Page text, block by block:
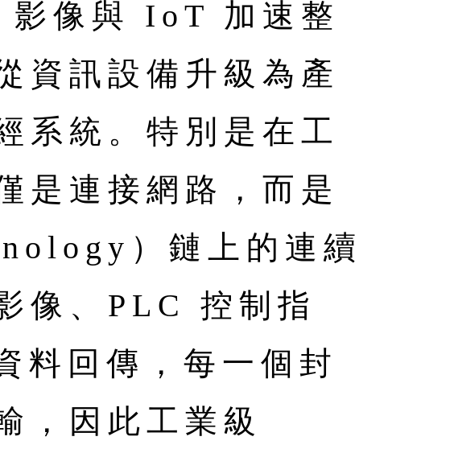
影像與 IoT 加速整
資訊設備升級為產
系統。特別是在工
是連接網路，而是
）鏈上的連續
像、PLC 控制指
料回傳，每一個封
，因此工業級